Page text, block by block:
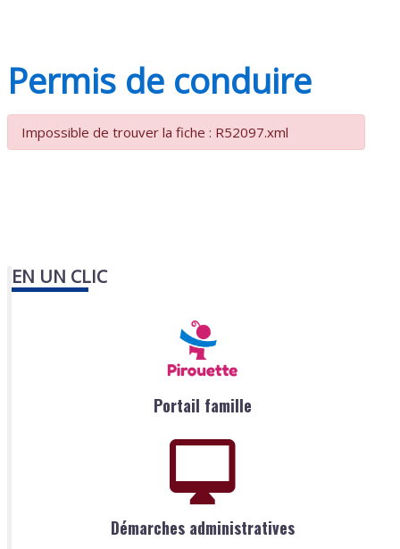
Permis de conduire
Impossible de trouver la fiche : R52097.xml
EN UN CLIC
Portail famille
Démarches administratives